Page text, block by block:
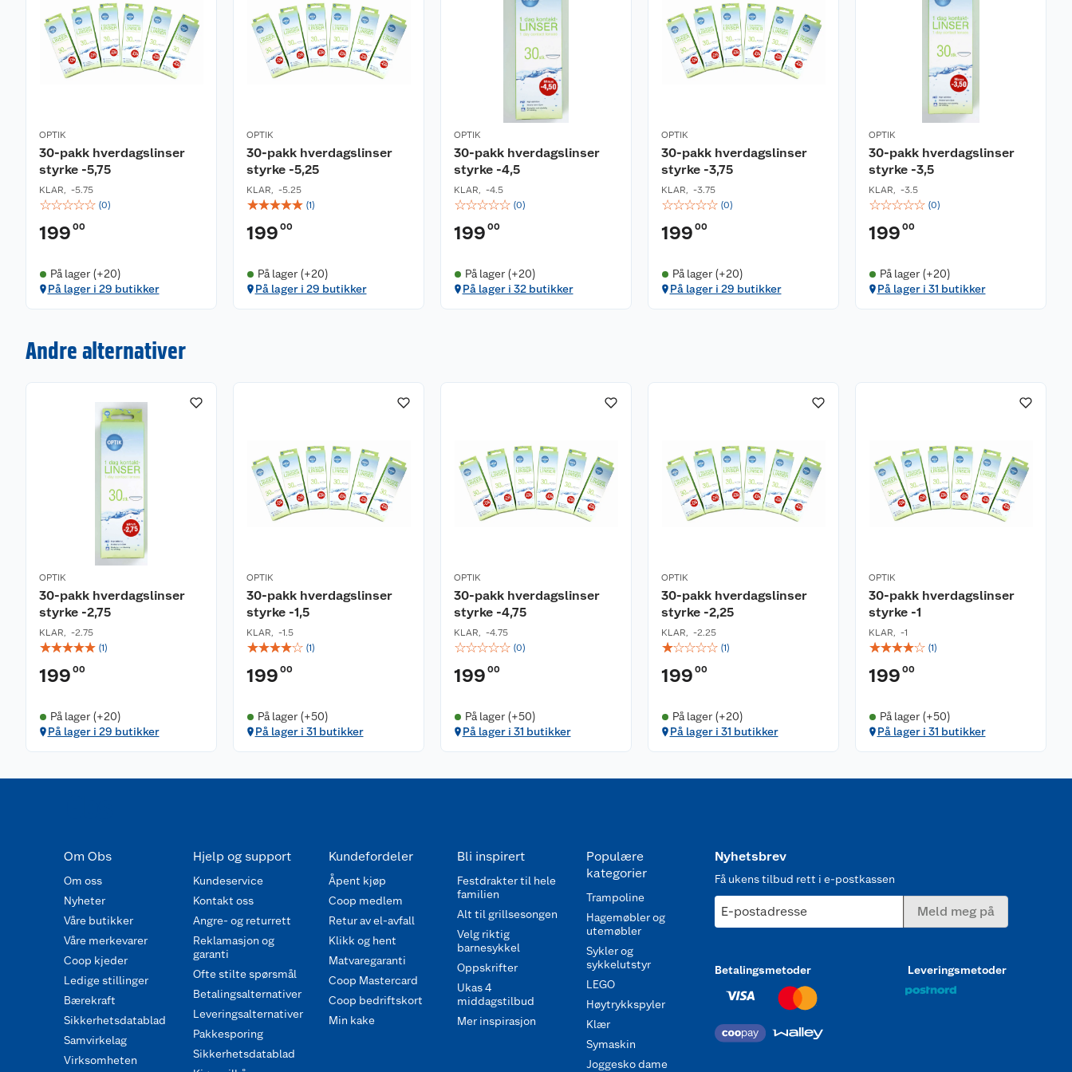
OPTIK
30-pakk hverdagslinser
styrke -5,75
KLAR, -5.75
☆☆☆☆☆ (0)
199 00
På lager (+20)
På lager i 29 butikker
OPTIK
30-pakk hverdagslinser
styrke -5,25
KLAR, -5.25
☆☆☆☆☆ (1)
199 00
På lager (+20)
På lager i 29 butikker
OPTIK
30-pakk hverdagslinser
styrke -4,5
KLAR, -4.5
☆☆☆☆☆ (0)
199 00
På lager (+20)
På lager i 32 butikker
OPTIK
30-pakk hverdagslinser
styrke -3,75
KLAR, -3.75
☆☆☆☆☆ (0)
199 00
På lager (+20)
På lager i 29 butikker
OPTIK
30-pakk hverdagslinser
styrke -3,5
KLAR, -3.5
☆☆☆☆☆ (0)
199 00
På lager (+20)
På lager i 31 butikker
Andre alternativer
OPTIK
30-pakk hverdagslinser
styrke -2,75
KLAR, -2.75
☆☆☆☆☆ (1)
199 00
På lager (+20)
På lager i 29 butikker
OPTIK
30-pakk hverdagslinser
styrke -1,5
KLAR, -1.5
☆☆☆☆☆ (1)
199 00
På lager (+50)
På lager i 31 butikker
OPTIK
30-pakk hverdagslinser
styrke -4,75
KLAR, -4.75
☆☆☆☆☆ (0)
199 00
På lager (+50)
På lager i 31 butikker
OPTIK
30-pakk hverdagslinser
styrke -2,25
KLAR, -2.25
☆☆☆☆☆ (1)
199 00
På lager (+20)
På lager i 31 butikker
OPTIK
30-pakk hverdagslinser
styrke -1
KLAR, -1
☆☆☆☆☆ (1)
199 00
På lager (+50)
På lager i 31 butikker
Om Obs
Om oss
Nyheter
Våre butikker
Våre merkevarer
Coop kjeder
Ledige stillinger
Bærekraft
Sikkerhetsdatablad
Samvirkelag
Virksomheten
Hjelp og support
Kundeservice
Kontakt oss
Angre- og returrett
Reklamasjon og
garanti
Ofte stilte spørsmål
Betalingsalternativer
Leveringsalternativer
Pakkesporing
Sikkerhetsdatablad
Kundefordeler
Åpent kjøp
Coop medlem
Retur av el-avfall
Klikk og hent
Matvaregaranti
Coop Mastercard
Coop bedriftskort
Min kake
Bli inspirert
Festdrakter til hele
familien
Alt til grillsesongen
Velg riktig
barnesykkel
Oppskrifter
Ukas 4
middagstilbud
Mer inspirasjon
Populære
kategorier
Trampoline
Hagemøbler og
utemøbler
Sykler og
sykkelutstyr
LEGO
Høytrykkspyler
Klær
Symaskin
Joggesko dame
Nyhetsbrev
Få ukens tilbud rett i e-postkassen
E-postadresse Meld meg på
Betalingsmetoder Leveringsmetoder